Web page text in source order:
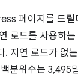
페이지를 드릴
로드를 사용하는
. 지연 로드가 없
분위수는 3,495